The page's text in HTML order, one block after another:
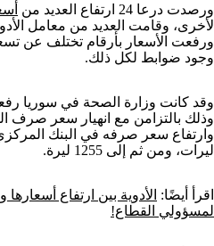
ورصدت درعا 24 ارتفاع العديد من
لأخرى، وقامت العديد من معامل
ورفعت الأسعار بأرقام تختلف عن
وجود ضوابط لكل ذلك.
وقد كانت وزارة الصحة في سوريا
وذلك بالتزامن مع انهيار سعر صرف
ليرات، ومن ثم إلى 1255 ليرة.
اقرأ أيضًا: الأدوية بين ارتفاع
لمسؤولي القطاع!